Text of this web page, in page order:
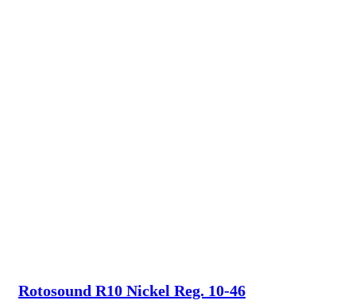
Rotosound R10 Nickel Reg. 10-46